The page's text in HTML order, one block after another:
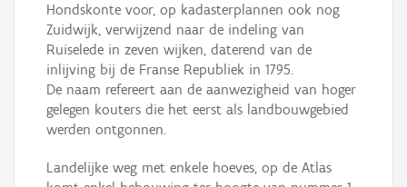
Hondskonte voor, op kadasterplannen ook nog
Zuidwijk, verwijzend naar de indeling van
Ruiselede in zeven wijken, daterend van de
inlijving bij de Franse Republiek in 1795.
De naam refereert aan de aanwezigheid van hoger
gelegen kouters die het eerst als landbouwgebied
werden ontgonnen.
Landelijke weg met enkele hoeves, op de Atlas